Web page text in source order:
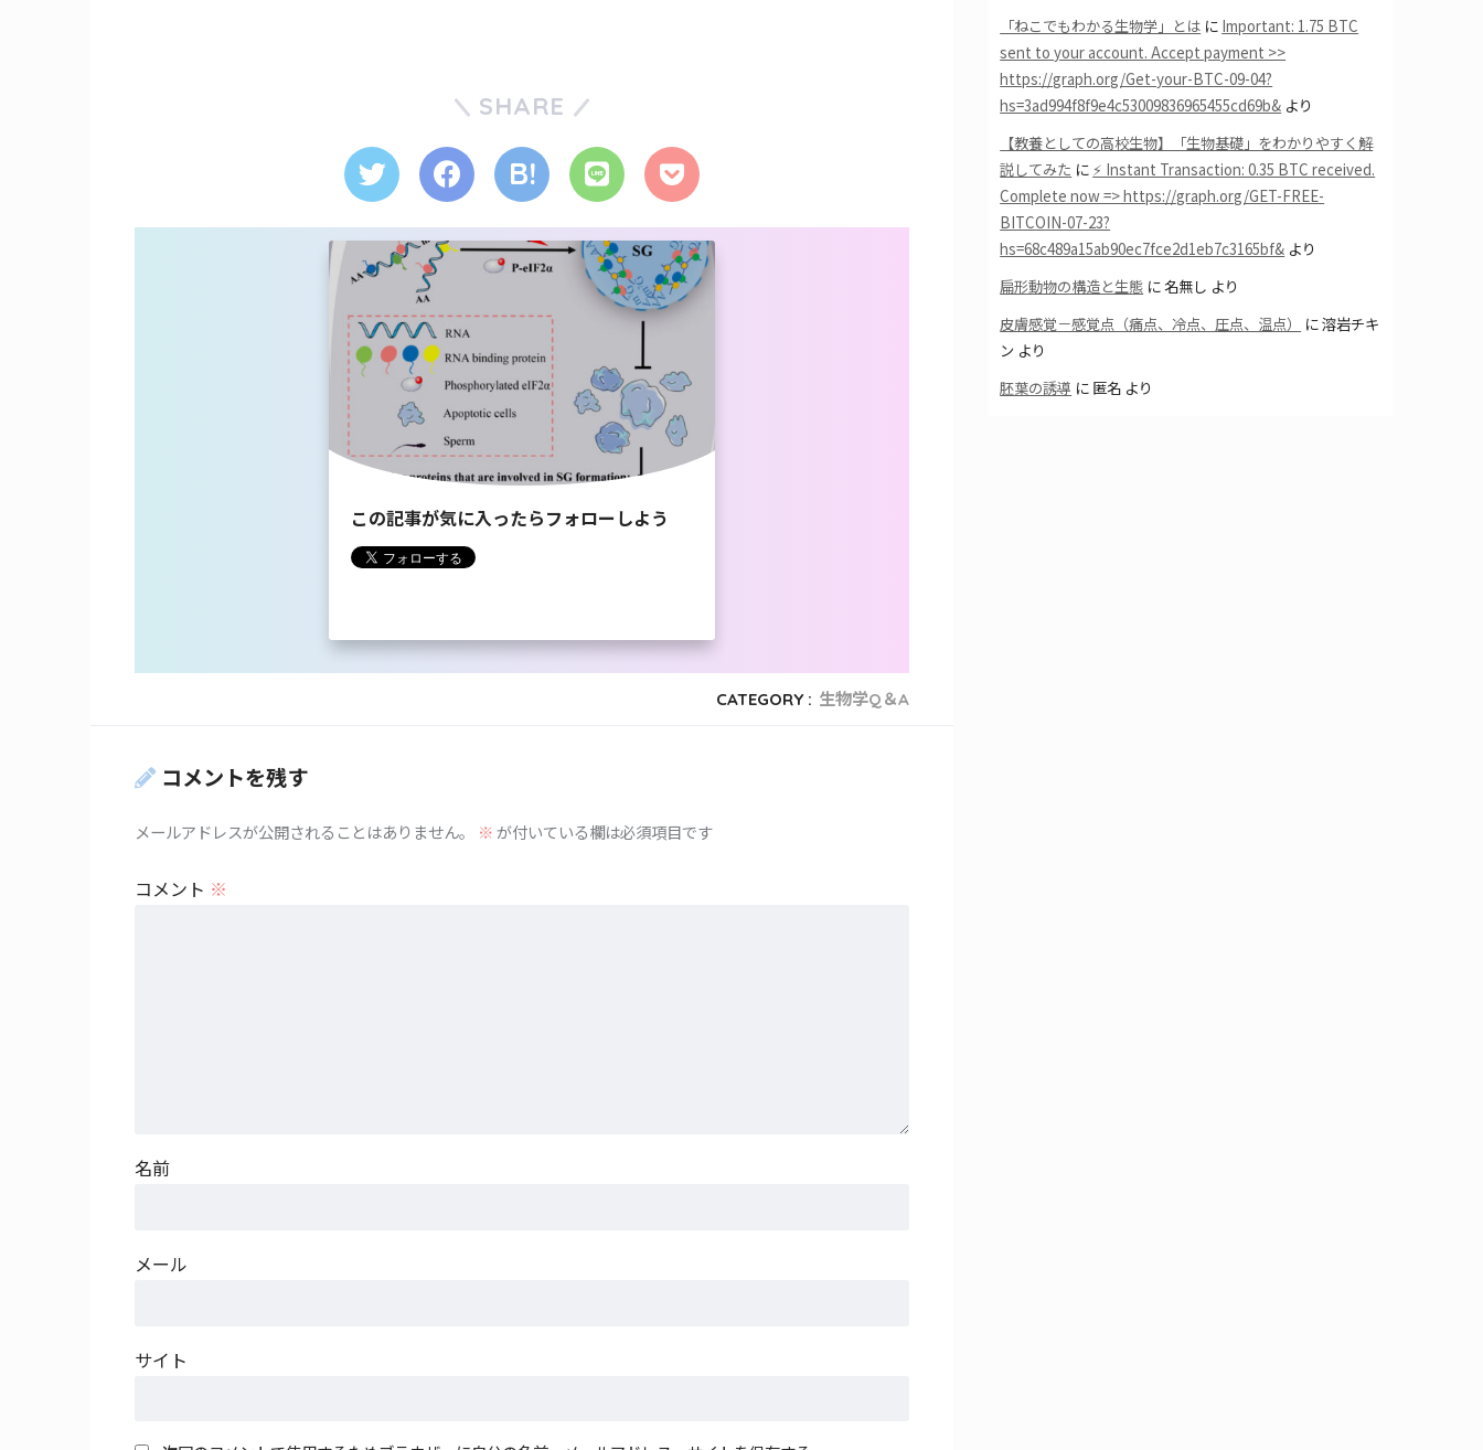
SHARE
この記事が気に入ったらフォローしよう
CATEGORY : 生物学Q＆A
コメントを残す
メールアドレスが公開されることはありません。 ※が付いている欄は必須項目です
コメント ※
名前
メール
サイト
「ねこでもわかる生物学」とは に Important: 1.75 BTC
sent to your account. Accept payment >>
https://graph.org/Get-your-BTC-09-04?
hs=3ad994f8f9e4c53009836965455cd69b& より
【教養としての高校生物】「生物基礎」をわかりやすく解
説してみた に ⚡ Instant Transaction: 0.35 BTC received.
Complete now => https://graph.org/GET-FREE-
BITCOIN-07-23?
hs=68c489a15ab90ec7fce2d1eb7c3165bf& より
扁形動物の構造と生態 に名無し より
皮膚感覚－感覚点（痛点、冷点、圧点、温点）
に溶岩チキ
ン より
胚葉の誘導 に 匿名 より